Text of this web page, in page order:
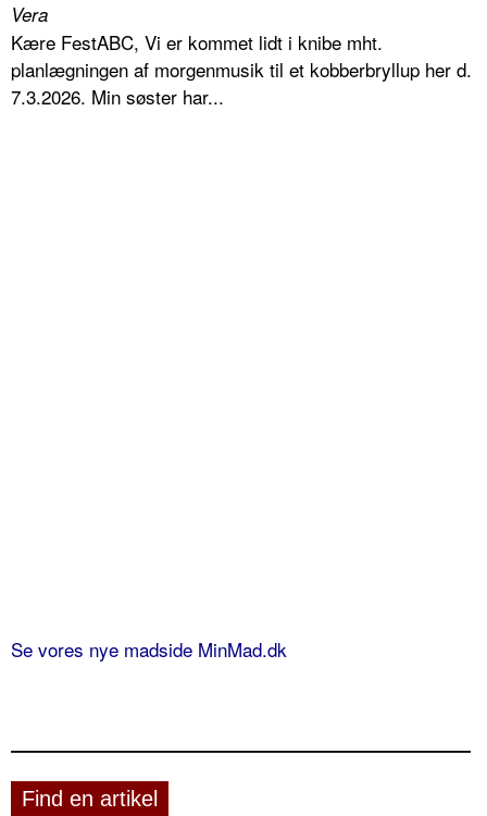
Vera
Kære FestABC, Vi er kommet lidt i knibe mht.
planlægningen af morgenmusik til et kobberbryllup her d.
7.3.2026. Min søster har...
Se vores nye madside MinMad.dk
Find en artikel